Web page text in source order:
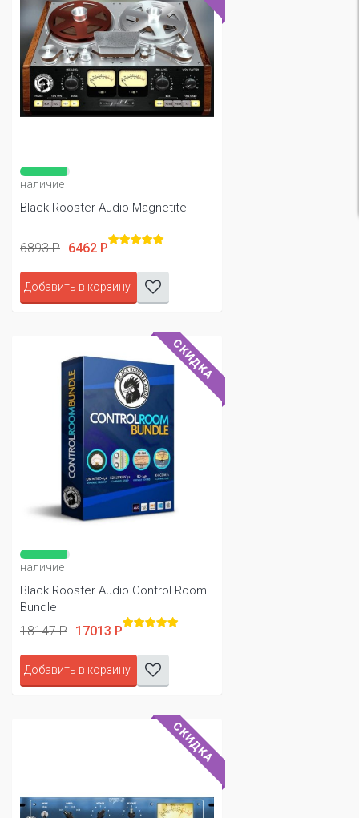
наличие
Black Rooster Audio Magnetite
6893 Р 6462 Р
Добавить в корзину
СКИДКА
наличие
Black Rooster Audio Control Room
Bundle
18147 Р 17013 Р
Добавить в корзину
СКИДКА